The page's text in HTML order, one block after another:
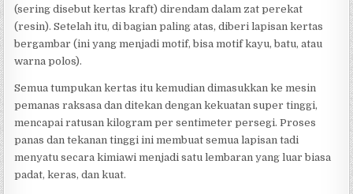
(sering disebut kertas kraft) direndam dalam zat perekat
(resin). Setelah itu, di bagian paling atas, diberi lapisan kertas
bergambar (ini yang menjadi motif, bisa motif kayu, batu, atau
warna polos).
Semua tumpukan kertas itu kemudian dimasukkan ke mesin
pemanas raksasa dan ditekan dengan kekuatan super tinggi,
mencapai ratusan kilogram per sentimeter persegi. Proses
panas dan tekanan tinggi ini membuat semua lapisan tadi
menyatu secara kimiawi menjadi satu lembaran yang luar biasa
padat, keras, dan kuat.